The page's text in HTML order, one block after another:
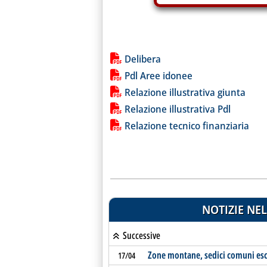
Lista allegati PDF alla notizia
Delibera
Pdl Aree idonee
Relazione illustrativa giunta
Relazione illustrativa Pdl
Relazione tecnico finanziaria
NOTIZIE
Successive
17/04 Zone montane, sedici comuni